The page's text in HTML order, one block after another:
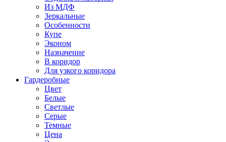
Из МДФ
Зеркальные
Особенности
Купе
Эконом
Назначение
В коридор
Для узкого коридора
Гардеробные
Цвет
Белые
Светлые
Серые
Темные
Цена